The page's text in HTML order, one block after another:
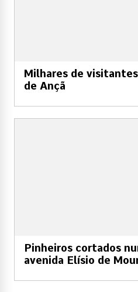
Milhares de
de Ançã
Pinheiros cortados
avenida Elísio de